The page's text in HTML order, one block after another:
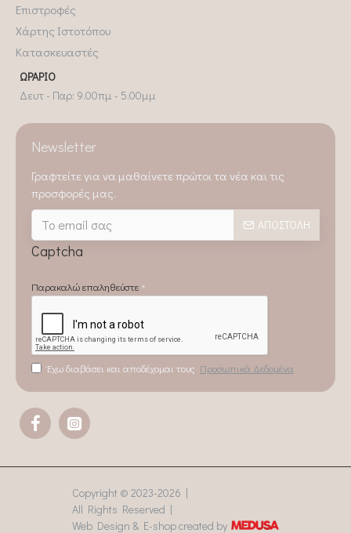
Επιστροφές
Χάρτης Ιστοτόπου
Κατασκευαστές
ΩΡΆΡΙΟ
Δευτ - Παρ: 9.00πμ - 5.00μμ
Newsletter
Γραφτείτε για να μαθαίνετε πρώτοι τα νέα και τις
προσφορές μας.
ΑΠΟΣΤΟΛΉ
Captcha
Παρακαλώ επαληθεύστε
Έχω διαβάσει και αποδέχομαι τους Προσωπικά Δεδομένα
Copyright © 2023-2026 |
All Rights Reserved |
Web Design & E-shop created by